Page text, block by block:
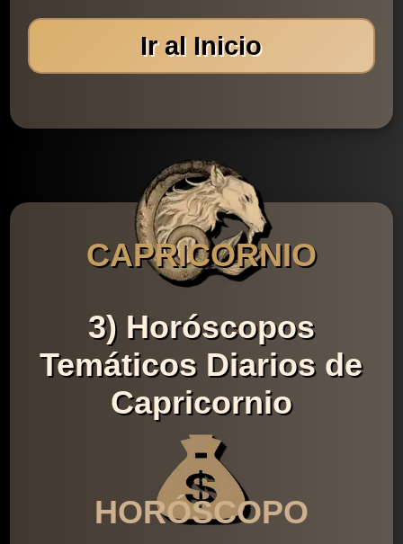
Ir al Inicio
CAPRICORNIO
3) Horóscopos
Temáticos Diarios de
Capricornio
HORÓSCOPO